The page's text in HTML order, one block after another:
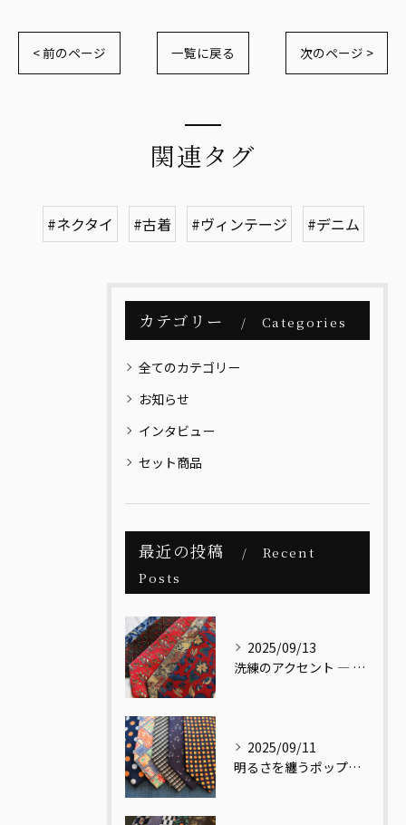
< 前のページ 一覧に戻る 次のページ >
関連タグ
#ネクタイ #古着 #ヴィンテージ #デニム
カテゴリー Categories
全てのカテゴリー
お知らせ
インタビュー
セット商品
最近の投稿
Recent
Posts
2025/09/13
洗練のアクセント ― レッドベース リーフ柄ネクタイ
2025/09/11
明るさを纏うポップ柄ネクタイ